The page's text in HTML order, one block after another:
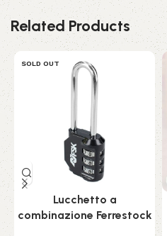
Related Products
SOLD OUT
Lucchetto a
combinazione Ferrestock